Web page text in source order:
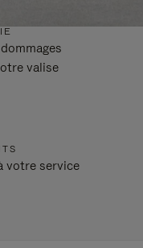
valise
votre service